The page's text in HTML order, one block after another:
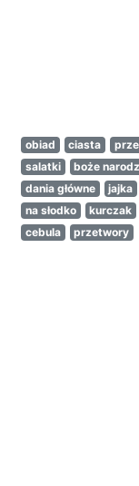
obiad ciasta
salatki
boże
dania główne
jajka
na słodko
kurczak
cebula
przetwory